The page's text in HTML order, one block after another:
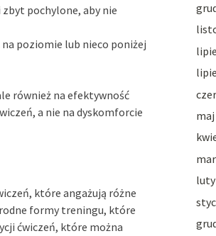
pochylone, aby nie
poziomie lub nieco poniżej
również na efektywność
a nie na dyskomforcie
które angażują różne
formy treningu, które
ćwiczeń, które można
luty